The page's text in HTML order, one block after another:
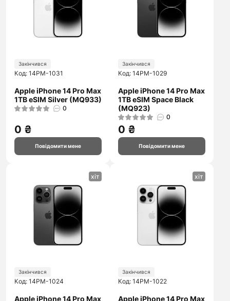
Закінчився
Код: 14PM-1031
Apple iPhone 14 Pro Max
1TB eSIM Silver (MQ933)
0
0 ₴
Повідомити мене
Закінчився
Код: 14PM-1029
Apple iPhone 14 Pro Max
1TB eSIM Space Black
(MQ923)
0
0 ₴
Повідомити мене
хіт
Закінчився
Код: 14PM-1024
Apple iPhone 14 Pro Max
хіт
Закінчився
Код: 14PM-1022
Apple iPhone 14 Pro Max